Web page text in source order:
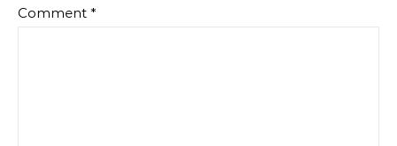
Comment *